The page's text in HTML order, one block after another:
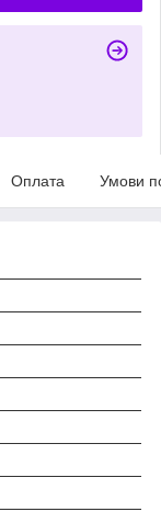
Оплата Умови